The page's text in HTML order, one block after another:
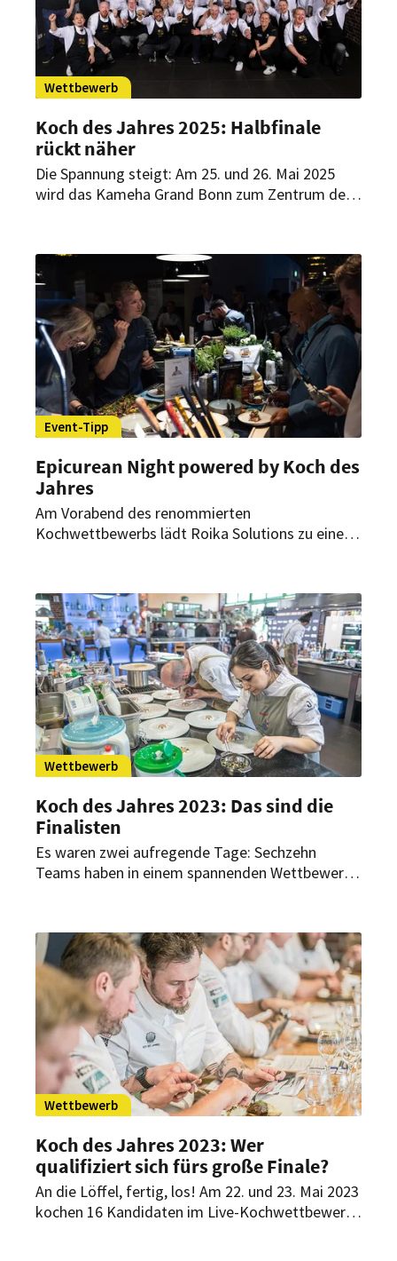
Wettbewerb
Koch des Jahres 2025: Halbfinale
rückt näher
Die Spannung steigt: Am 25. und 26. Mai 2025
wird das Kameha Grand Bonn zum Zentrum der
besten Nachwuchstalente im Live-Wettbewerb
gegeneinander an.
Event-Tipp
Epicurean Night powered by Koch des
Jahres
Am Vorabend des renommierten
Kochwettbewerbs lädt Roika Solutions zu einem
Highlight. Sie dürfen nicht nur genießen, sondern
finden sich auch in der Rolle der Juroren wieder.
Wettbewerb
Koch des Jahres 2023: Das sind die
Finalisten
Es waren zwei aufregende Tage: Sechzehn
Teams haben in einem spannenden Wettbewerb
seinem Menü die Spitzenjuroren?
Wettbewerb
Koch des Jahres 2023: Wer
qualifiziert sich fürs große Finale?
An die Löffel, fertig, los! Am 22. und 23. Mai 2023
kochen 16 Kandidaten im Live-Kochwettbewerb